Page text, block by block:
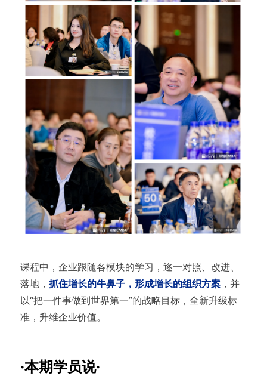
课程中，企业跟随各模块的学习，逐一对照、改进、
落地， 抓住增长的牛鼻子，形成增长的组织方案，并
以“把一件事做到世界第一”的战略目标，全新升级标
准，升维企业价值。
·本期学员说·